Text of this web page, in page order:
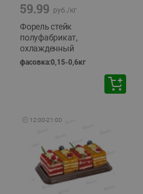
59.99 руб./кг
Форель стейк
полуфабрикат,
охлажденный
фасовка:0,15-0,6кг
🕘 12:00-21:00